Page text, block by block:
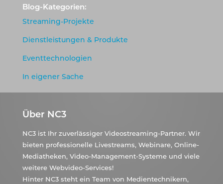
Blog-Kategorien:
Streaming-Projekte
Dienstleistungen & Produkte
Eventtechnologien
In eigener Sache
Über NC3
NC3 ist Ihr zuverlässiger Videostreaming-Partner. Wir
bieten professionelle Livestreams, Webinare, Online-
Mediatheken, Video-Management-Systeme und viele
weitere Webvideo-Services!
Hinter NC3 steht ein Team von Medientechnikern,